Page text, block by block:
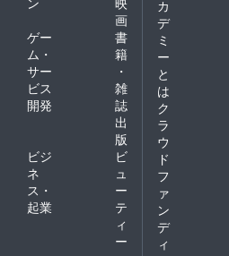
画
ゲー
ム・
サー
ビス
開発
書
籍
・
雑
誌
出
版
ビジ
ネ
ス・
起業
ビ
ュ
ー
テ
ィ
ー
カ
デ
ミ
ー
と
は
ク
ラ
ウ
ド
フ
ァ
ン
デ
ィ